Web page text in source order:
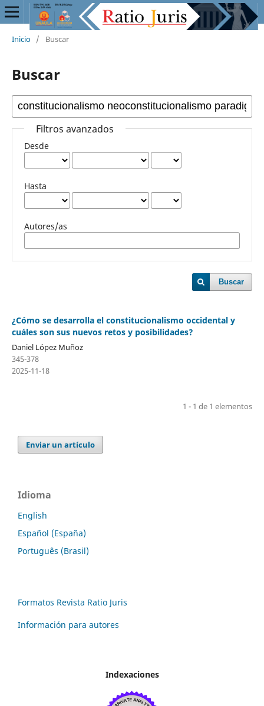
Inicio / Buscar
Buscar
Filtros avanzados
Desde
Hasta
Autores/as
Buscar
¿Cómo se desarrolla el constitucionalismo occidental y
cuáles son sus nuevos retos y posibilidades?
Daniel López Muñoz
345-378
2025-11-18
1 - 1 de 1 elementos
Enviar un artículo
Idioma
English
Español (España)
Português (Brasil)
Formatos Revista Ratio Juris
Información para autores
Indexaciones